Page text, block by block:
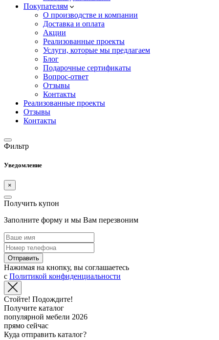
Покупателям
О производстве и компании
Доставка и оплата
Акции
Реализованные проекты
Услуги, которые мы предлагаем
Блог
Подарочные сертификаты
Вопрос-ответ
Отзывы
Контакты
Реализованные проекты
Отзывы
Контакты
Фильтр
Уведомление
×
Получить купон
Заполните форму и мы Вам перезвоним
Отправить
Нажимая на кнопку, вы соглашаетесь
с Политикой конфиденциальности
Стойте! Подождите!
Получите каталог
популярной мебели 2026
прямо сейчас
Куда отправить каталог?